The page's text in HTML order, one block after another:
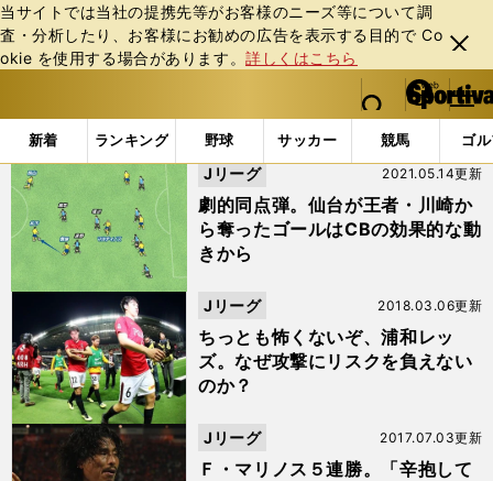
当サイトでは当社の提携先等がお客様のニーズ等について調
査・分析したり、お客様にお勧めの広告を表⽰する⽬的で Co
okie を使⽤する場合があります。詳しくはこちら
閉じ
る
web Sportiva (webスポルティーバ)
検索
マイペ
ー
ジ
メニュ
新着 ランキング 野球 サッカー 競馬 ゴ
b
ス
ポ
ル
テ
ィ
バ
「#マルティノス」の最新ニュース・ 情報
劇的同点弾。仙台が王者・川崎か
ら奪ったゴールはCBの効果的な動
きから
2021.05.14更新
Jリーグ
ちっとも怖くないぞ、浦和レッ
ズ。なぜ攻撃にリスクを負えない
のか？
2018.03.06更新
Jリーグ
Ｆ・マリノス５連勝。「辛抱して
2017.07.03更新
Jリーグ